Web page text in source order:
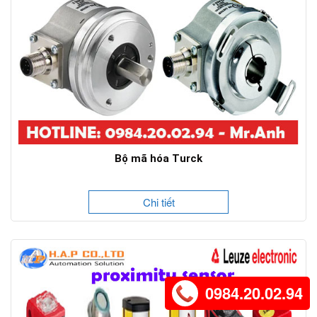
Bộ mã hóa Turck
Chi tiết
0984.20.02.94